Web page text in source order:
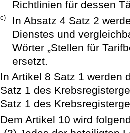
Richtlinien für dessen
c)
In Absatz 4 Satz 2
Dienstes und
Wörter „Stellen für
ersetzt.
In Artikel 8 Satz 1 werden
Satz 1 des
Satz 1 des
Dem Artikel 10 wird